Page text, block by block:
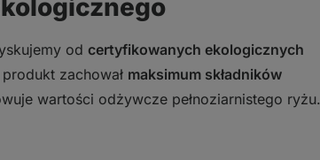
od certyfikowanych ekologicznych
zachował maksimum składników
wartości odżywcze pełnoziarnistego ryżu.